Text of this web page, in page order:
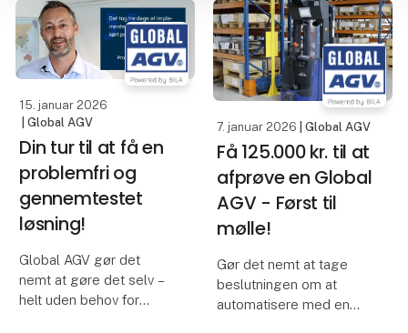
Global AGV.
"Vi har valgt Global AGV,
fordi vi har brug for en
fleksibel,
Vidste du, at du lige nu
kan få op til 125.000 kr.
fra SMV:Digital til at
afprøve en Global AGV i
15. januar 2026
| Global AGV
Din tur til at få en
problemfri og
gennemtestet
løsning!
Global AGV gør det
nemt at gøre det selv –
helt uden behov for
7. januar 2026 | Global AGV
Få 125.000 kr. til at
afprøve en Global
AGV - Først til
mølle!
Gør det nemt at tage
beslutningen om at
automatisere med en